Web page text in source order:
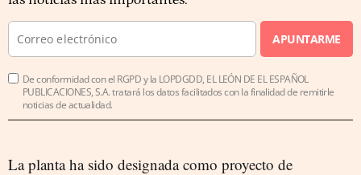
APUNTARME
De conformidad con el RGPD y la LOPDGDD, EL LEÓN DE EL ESPAÑOL
PUBLICACIONES, S.A. tratará los datos facilitados con la finalidad de remitirle
noticias de actualidad.
La planta ha sido designada como proyecto de